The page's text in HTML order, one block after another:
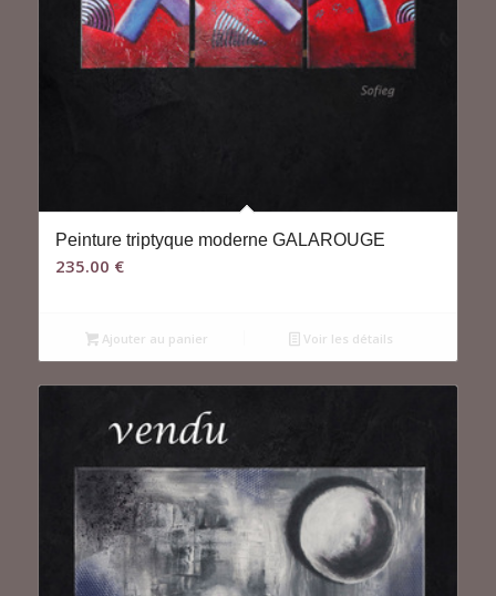
Peinture triptyque moderne GALAROUGE
235.00 €
Ajouter au panier Voir les détails